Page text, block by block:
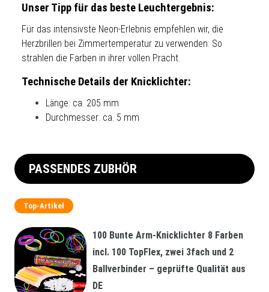
Unser Tipp für das beste Leuchtergebnis:
Für das intensivste Neon-Erlebnis empfehlen wir, die
Herzbrillen bei Zimmertemperatur zu verwenden. So
strahlen die Farben in ihrer vollen Pracht.
Technische Details der Knicklichter:
Länge: ca. 205 mm
Durchmesser: ca. 5 mm
PASSENDES ZUBHÖR
Top-Artikel
100 Bunte Arm-Knicklichter 8 Farben
incl. 100 TopFlex, zwei 3fach und 2
Ballverbinder – geprüfte Qualität aus
DE